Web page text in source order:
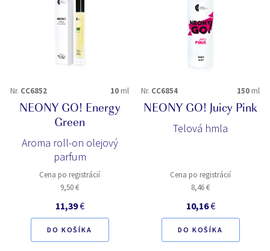
Nr. CC6852 10 ml
NEONY GO! Energy
Green
Aroma roll-on olejový
parfum
Cena po registrácií
9,50 €
11,39€
DO KOŠÍKA
Nr. CC6854 150 ml
NEONY GO! Juicy Pink
Telová hmla
Cena po registrácií
8,46 €
10,16€
DO KOŠÍKA